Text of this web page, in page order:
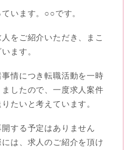
います。○○です。
をご紹介いただき、まこ
ます。
情につき転職活動を一時
したので、一度求人案件
たいと考えています。
する予定はありません
は、求人のご紹介を頂け